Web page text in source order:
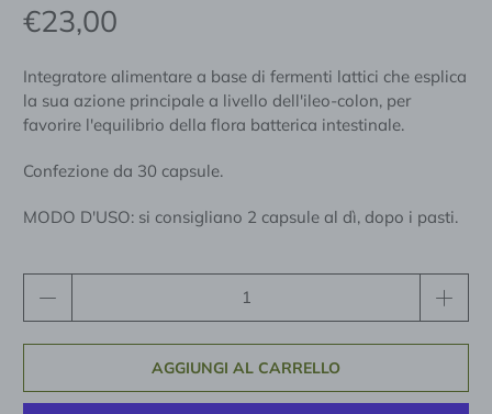
€23,00
Integratore alimentare a base di fermenti lattici che esplica
la sua azione principale a livello dell'ileo-colon, per
favorire l'equilibrio della flora batterica intestinale.
Confezione da 30 capsule.
MODO D'USO: si consigliano 2 capsule al dì, dopo i pasti.
AGGIUNGI AL CARRELLO